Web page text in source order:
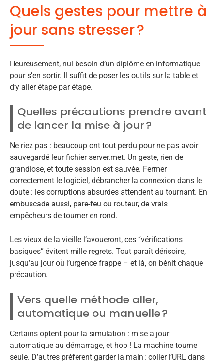
Quels gestes pour mettre à
jour sans stresser ?
Heureusement, nul besoin d’un diplôme en informatique
pour s’en sortir. Il suffit de poser les outils sur la table et
d’y aller étape par étape.
Quelles précautions prendre avant
de lancer la mise à jour ?
Ne riez pas : beaucoup ont tout perdu pour ne pas avoir
sauvegardé leur fichier server.met. Un geste, rien de
grandiose, et toute session est sauvée. Fermer
correctement le logiciel, débrancher la connexion dans le
doute : les corruptions absurdes attendent au tournant. En
embuscade aussi, pare-feu ou routeur, de vrais
empêcheurs de tourner en rond.
Les vieux de la vieille l’avoueront, ces “vérifications
basiques” évitent mille regrets. Tout paraît dérisoire,
jusqu’au jour où l’urgence frappe – et là, on bénit chaque
précaution.
Vers quelle méthode aller,
automatique ou manuelle ?
Certains optent pour la simulation : mise à jour
automatique au démarrage, et hop ! La machine tourne
seule. D’autres préfèrent garder la main : coller l’URL dans